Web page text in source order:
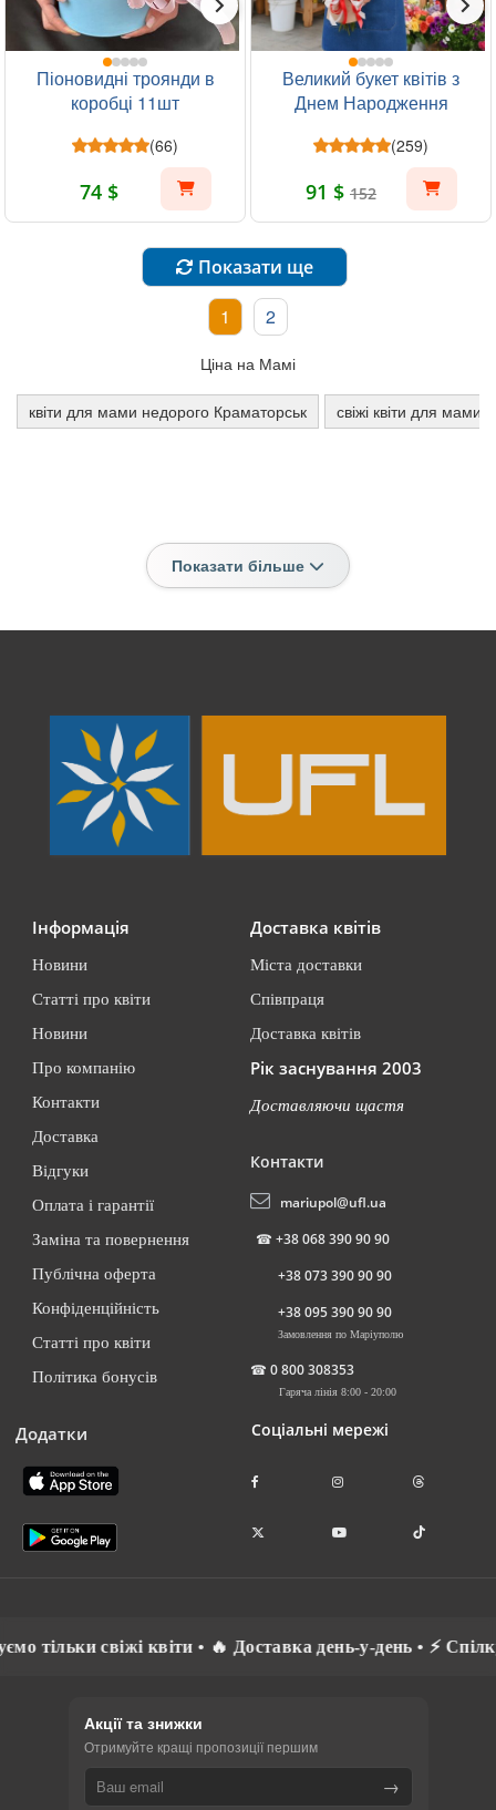
Піоновидні троянди в
коробці 11шт
(66)
74 $
Великий букет квітів з
Днем Народження
(259)
91 $ 152
Показати ще
1 2
Ціна на Мамі
квіти для мами недорого Краматорськ свіжі квіти для мами
Показати більше
Інформація
Новини
Статті про квіти
Новини
Про компанію
Контакти
Доставка
Відгуки
Оплата і гарантії
Заміна та повернення
Публічна оферта
Конфіденційність
Статті про квіти
Політика бонусів
Додатки
Доставка квітів
Міста доставки
Співпраця
Доставка квітів
Рік заснування 2003
Доставляючи щастя
Контакти
mariupol@ufl.ua
☎ +38 068 390 90 90
+38 073 390 90 90
+38 095 390 90 90
Замовлення по Маріуполю
☎ 0 800 308353
Гаряча лінія 8:00 - 20:00
Соціальні мережі
🔥 Доставка день-у-день • ⚡ Спілкуємось рідною
Акції та знижки
Отримуйте кращі пропозиції першим
→